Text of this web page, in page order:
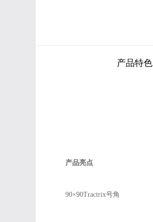
产品特色
产品亮点
90×90Tractrix号角